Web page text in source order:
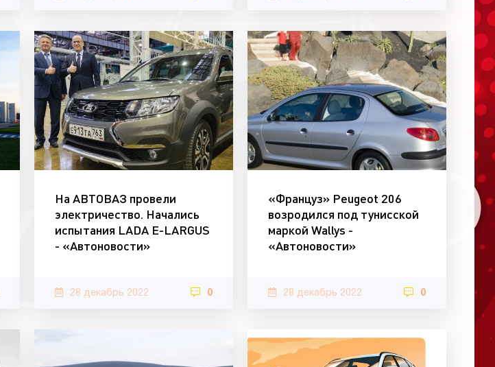
На АВТОВАЗ провели
электричество. Начались
испытания LADA E-LARGUS
- «Автоновости»
28 декабрь 2022 0
«Француз» Peugeot 206
возродился под тунисской
маркой Wallys -
«Автоновости»
28 декабрь 2022 0